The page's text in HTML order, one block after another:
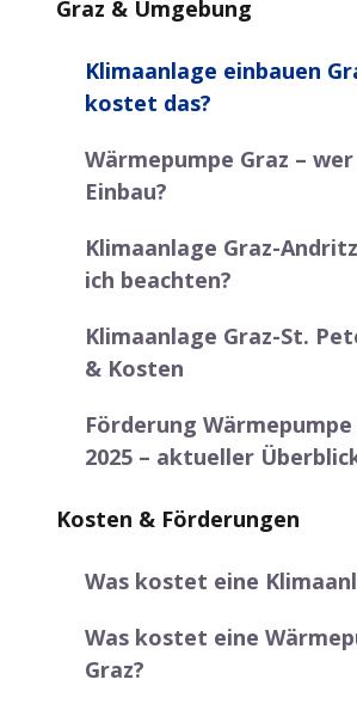
Graz & Umgebung
Klimaanlage einbauen
kostet das?
Wärmepumpe Graz –
Einbau?
Klimaanlage Graz-
ich beachten?
Klimaanlage Graz-St.
& Kosten
Förderung
2025 – aktueller
Kosten & Förderungen
Was kostet eine
Was kostet eine
Graz?